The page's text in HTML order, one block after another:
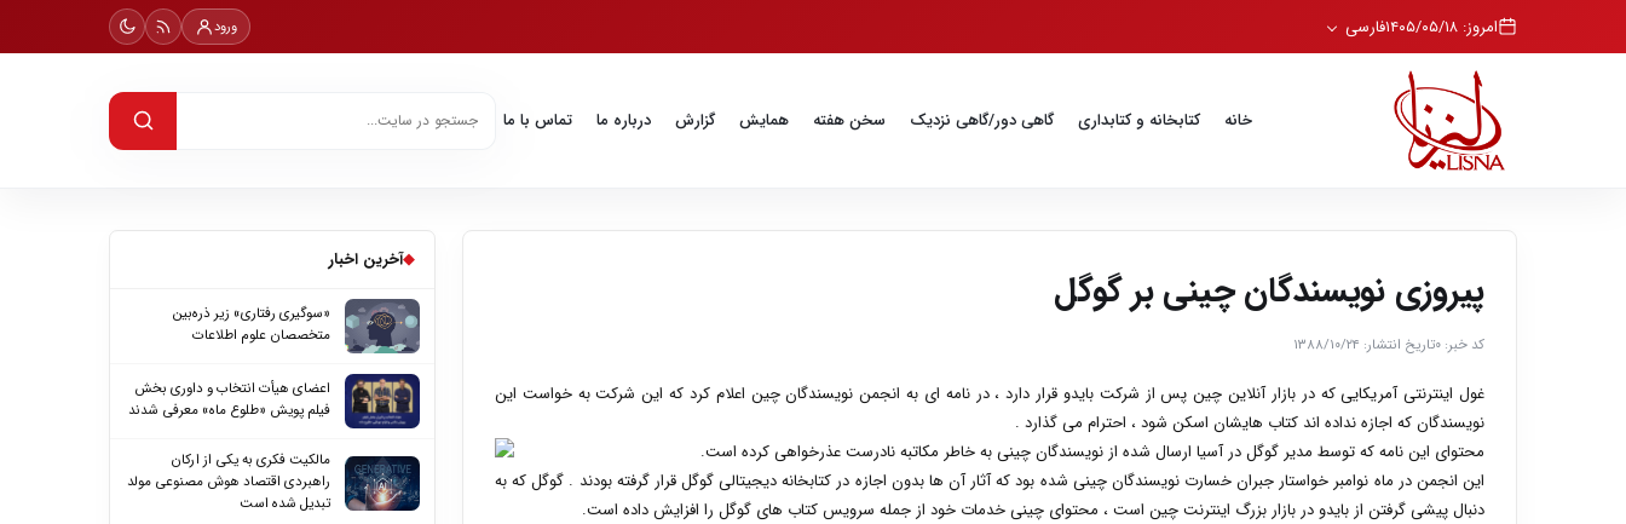
امروز: ۱۴۰۵/۰۵/۱۸ فارسی ورود
خانه کتابخانه و کتابداری گاهی دور/گاهی نزدیک سخن هفته همایش گزارش درباره ما تماس با ما
◆آخرین اخبار
«سوگیری رفتاری» زیر ذره‌بین
متخصصان علوم اطلاعات
اعضای هیأت انتخاب و داوری بخش
فیلم پویش «طلوع ماه» معرفی شدند
مالکیت فکری به یکی از ارکان
راهبردی اقتصاد هوش مصنوعی مولد
تبدیل شده است
پیروزی نویسندگان چینی بر گوگل
کد خبر: ۰ تاریخ انتشار: ۱۳۸۸/۱۰/۲۴
غول اینترنتی آمریکایی که در بازار آنلاین چین پس از شرکت بایدو قرار دارد ، در نامه ای به انجمن نویسندگان چین اعلام کرد که این شرکت به خواست این
نویسندگان که اجازه نداده اند کتاب هایشان اسکن شود ، احترام می گذارد .
محتوای این نامه که توسط مدیر گوگل در آسیا ارسال شده از نویسندگان چینی به خاطر مکاتبه نادرست عذرخواهی کرده است.
این انجمن در ماه نوامبر خواستار جبران خسارت نویسندگان چینی شده بود که آثار آن ها بدون اجازه در کتابخانه دیجیتالی گوگل قرار گرفته بودند . گوگل که به
دنبال پیشی گرفتن از بایدو در بازار بزرگ اینترنت چین است ، محتوای چینی خدمات خود از جمله سرویس کتاب های گوگل را افزایش داده است.